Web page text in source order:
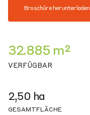
Broschüre herunterladen
32.885 m²
VERFÜGBAR
2,50 ha
GESAMTFLÄCHE